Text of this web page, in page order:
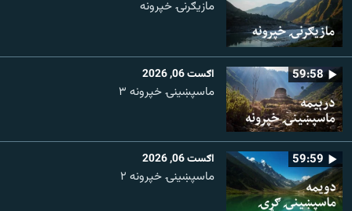
مازیګرنۍ خپرونه
59:58 اګست 06, 2026
ماسپښینۍ خپرونه ۳
59:59 اګست 06, 2026
ماسپښينۍ خپرونه ۲